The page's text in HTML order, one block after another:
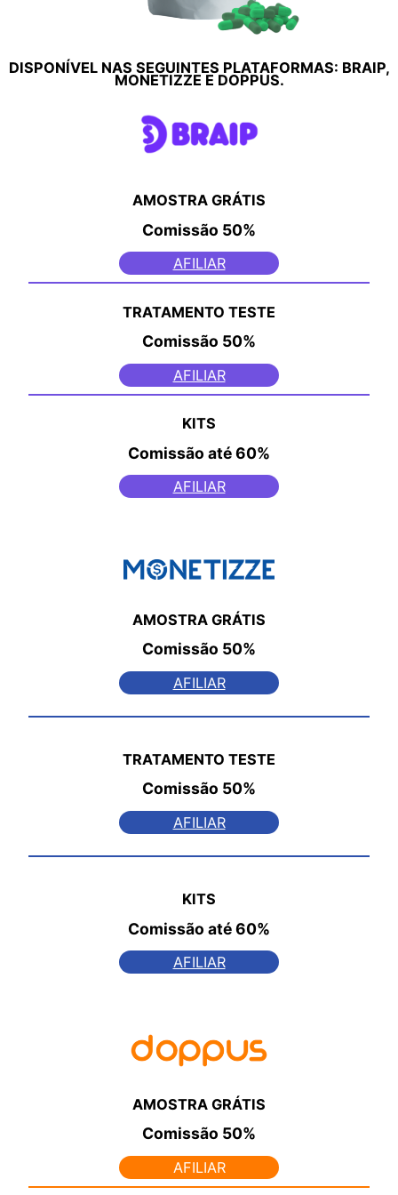
DISPONÍVEL NAS SEGUINTES PLATAFORMAS: BRAIP,
MONETIZZE E DOPPUS.
AMOSTRA GRÁTIS
Comissão 50%
AFILIAR
TRATAMENTO TESTE
Comissão 50%
AFILIAR
KITS
Comissão até 60%
AFILIAR
AMOSTRA GRÁTIS
Comissão 50%
AFILIAR
TRATAMENTO TESTE
Comissão 50%
AFILIAR
KITS
Comissão até 60%
AFILIAR
AMOSTRA GRÁTIS
Comissão 50%
AFILIAR